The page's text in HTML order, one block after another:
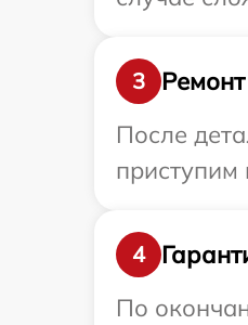
3
После
приступим
4
По